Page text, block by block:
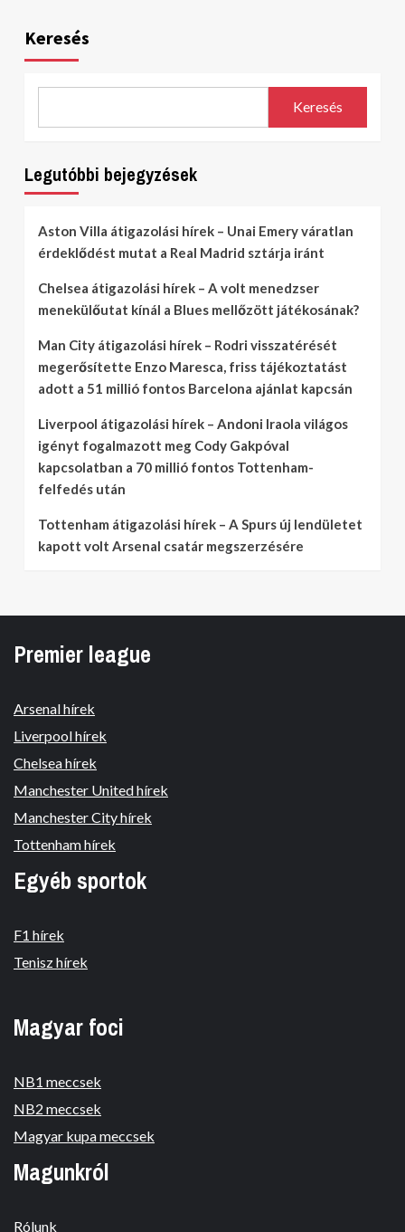
Keresés
Keresés
Legutóbbi bejegyzések
Aston Villa átigazolási hírek – Unai Emery váratlan
érdeklődést mutat a Real Madrid sztárja iránt
Chelsea átigazolási hírek – A volt menedzser
menekülőutat kínál a Blues mellőzött játékosának?
Man City átigazolási hírek – Rodri visszatérését
megerősítette Enzo Maresca, friss tájékoztatást
adott a 51 millió fontos Barcelona ajánlat kapcsán
Liverpool átigazolási hírek – Andoni Iraola világos
igényt fogalmazott meg Cody Gakpóval
kapcsolatban a 70 millió fontos Tottenham-
felfedés után
Tottenham átigazolási hírek – A Spurs új lendületet
kapott volt Arsenal csatár megszerzésére
Premier league
Arsenal hírek
Liverpool hírek
Chelsea hírek
Manchester United hírek
Manchester City hírek
Tottenham hírek
Egyéb sportok
F1 hírek
Tenisz hírek
Magyar foci
NB1 meccsek
NB2 meccsek
Magyar kupa meccsek
Magunkról
Rólunk